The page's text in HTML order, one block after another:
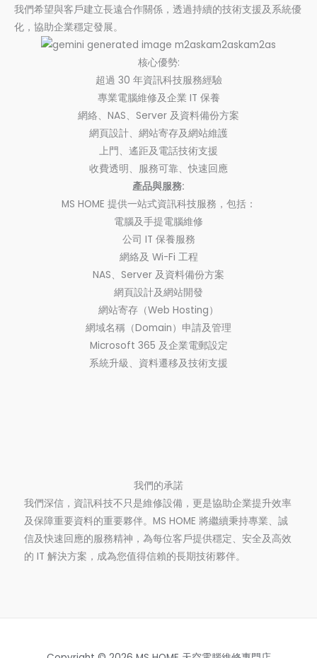
我們希望與客戶建立長遠合作關係，透過持續的技術支援及系統優
化，協助企業穩定發展。
核心優勢:
超過 30 年資訊科技服務經驗
專業電腦維修及企業 IT 保養
網絡、NAS、Server 及資料備份方案
網頁設計、網站寄存及網站維護
上門、遙距及電話技術支援
收費透明、服務可靠、快速回應
產品與服務:
MS HOME 提供一站式資訊科技服務，包括：
電腦及手提電腦維修
公司 IT 保養服務
網絡及 Wi-Fi 工程
NAS、Server 及資料備份方案
網頁設計及網站開發
網站寄存（Web Hosting）
網域名稱（Domain）申請及管理
Microsoft 365 及企業電郵設定
系統升級、資料遷移及技術支援
我們的承諾
我們深信，資訊科技不只是維修設備，更是協助企業提升效率
及保障重要資料的重要夥伴。MS HOME 將繼續秉持專業、誠
信及快速回應的服務精神，為每位客戶提供穩定、安全及高效
的 IT 解決方案，成為您值得信賴的長期技術夥伴。